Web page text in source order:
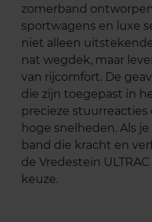
zomerband
sportwagens en luxe
niet alleen
nat wegdek, maar
van rijcomfort. De
die zijn toegepast in
precieze stuurreacties
hoge snelheden. Als
band die kracht en
de Vredestein
keuze.